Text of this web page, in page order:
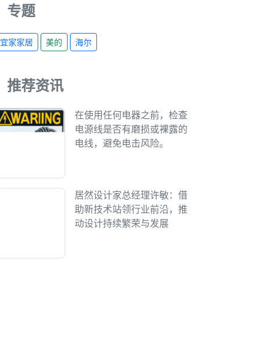
专题
宜家家居 美的 海尔
推荐资讯
在使用任何电器之前，检查
电源线是否有磨损或裸露的
电线，避免电击风险。
居然设计家总经理许敏：借
助新技术站领行业前沿，推
动设计持续繁荣与发展